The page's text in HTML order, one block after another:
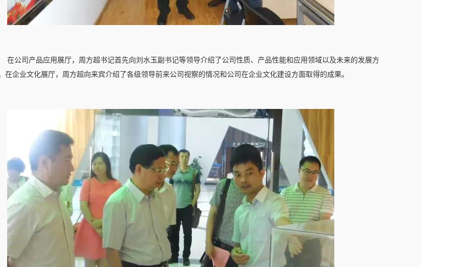
在公司产品应用展厅，周方超书记首先向刘水玉副书记等领导介绍了公司性质、产品性能和应用领域以及未来的发展方
在企业文化展厅，周方超向来宾介绍了各级领导前来公司视察的情况和公司在企业文化建设方面取得的成果。